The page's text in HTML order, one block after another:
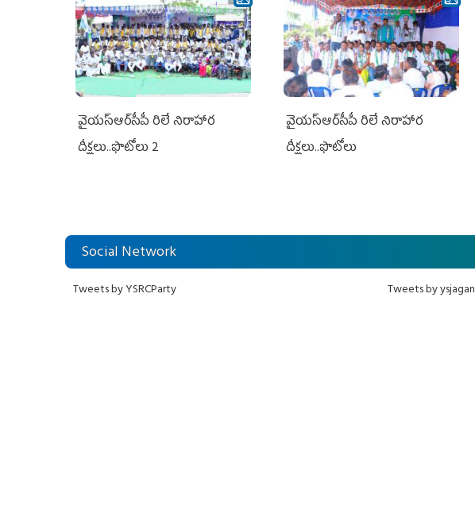
వైయ‌స్ఆర్‌సీపీ రిలే నిరాహార
దీక్షలు..ఫొటోలు 2
వైయ‌స్ఆర్‌సీపీ రిలే నిరాహార
దీక్షలు..ఫొటోలు
Social Network
Tweets by YSRCParty Tweets by ysjagan